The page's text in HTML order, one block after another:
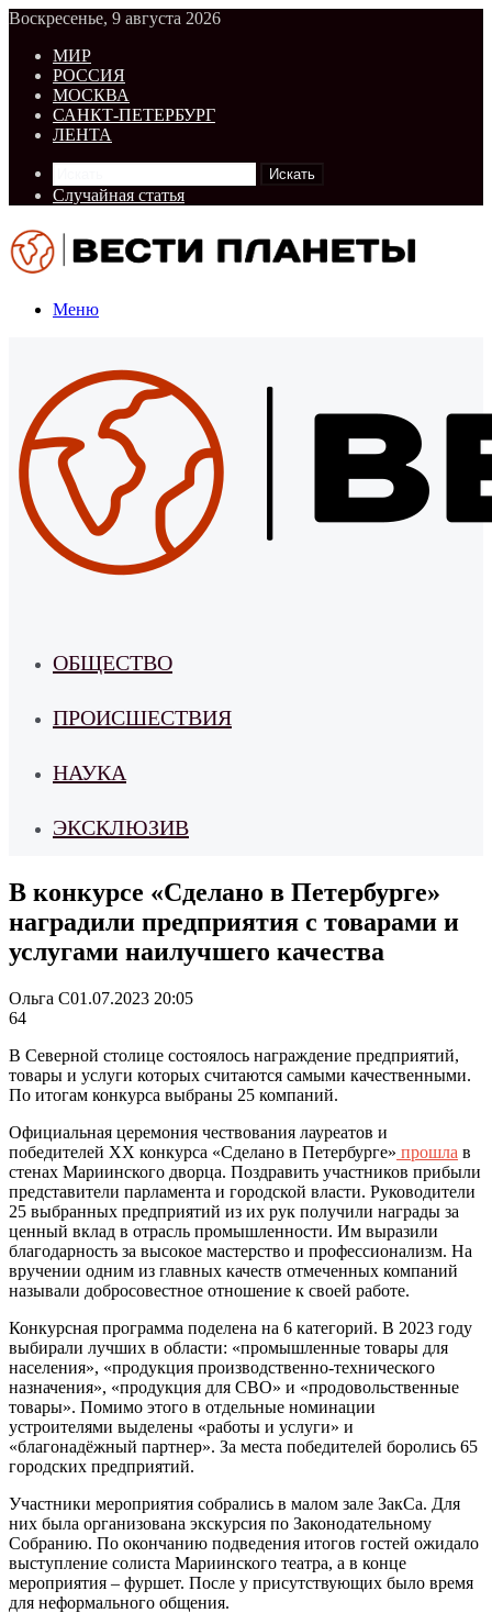
Воскресенье, 9 августа 2026
МИР
РОССИЯ
МОСКВА
САНКТ-ПЕТЕРБУРГ
ЛЕНТА
Искать
Случайная статья
Меню
ОБЩЕСТВО
ПРОИСШЕСТВИЯ
НАУКА
ЭКСКЛЮЗИВ
В конкурсе «Сделано в Петербурге»
наградили предприятия с товарами и
услугами наилучшего качества
Ольга С01.07.2023 20:05
64
В Северной столице состоялось награждение предприятий,
товары и услуги которых считаются самыми качественными.
По итогам конкурса выбраны 25 компаний.
Официальная церемония чествования лауреатов и
победителей XX конкурса «Сделано в Петербурге» прошла в
стенах Мариинского дворца. Поздравить участников прибыли
представители парламента и городской власти. Руководители
25 выбранных предприятий из их рук получили награды за
ценный вклад в отрасль промышленности. Им выразили
благодарность за высокое мастерство и профессионализм. На
вручении одним из главных качеств отмеченных компаний
называли добросовестное отношение к своей работе.
Конкурсная программа поделена на 6 категорий. В 2023 году
выбирали лучших в области: «промышленные товары для
населения», «продукция производственно-технического
назначения», «продукция для СВО» и «продовольственные
товары». Помимо этого в отдельные номинации
устроителями выделены «работы и услуги» и
«благонадёжный партнер». За места победителей боролись 65
городских предприятий.
Участники мероприятия собрались в малом зале ЗакСа. Для
них была организована экскурсия по Законодательному
Собранию. По окончанию подведения итогов гостей ожидало
выступление солиста Мариинского театра, а в конце
мероприятия – фуршет. После у присутствующих было время
для неформального общения.